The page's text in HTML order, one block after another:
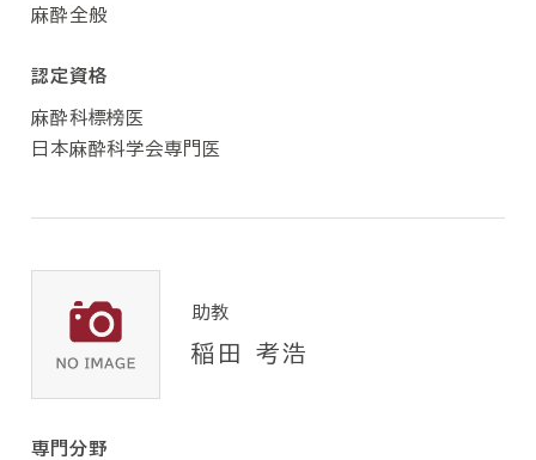
麻酔全般
認定資格
麻酔科標榜医
日本麻酔科学会専門医
助教
稲田 考浩
専門分野